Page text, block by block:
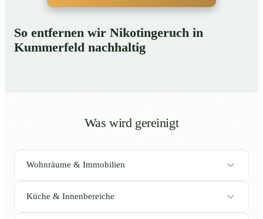
So entfernen wir Nikotingeruch in
Kummerfeld nachhaltig
Was wird gereinigt
Wohnräume & Immobilien
Küche & Innenbereiche